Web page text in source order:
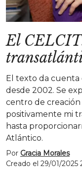
El
El texto da cuenta
desde 2002. Se
centro de creación
positivamente mi
hasta
Atlántico.
Por Gracia Morales
Creado el 29/01/2025